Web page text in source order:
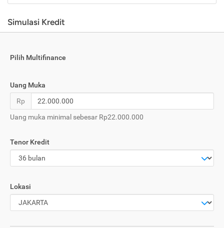
Simulasi Kredit
Pilih Multifinance
Uang Muka
Rp
Uang muka minimal sebesar Rp22.000.000
Tenor Kredit
Lokasi